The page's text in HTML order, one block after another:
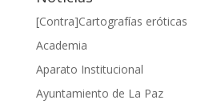
[Contra]Cartografías eróticas
Academia
Aparato Institucional
Ayuntamiento de La Paz